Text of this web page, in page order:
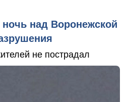
над Воронежской
не пострадал